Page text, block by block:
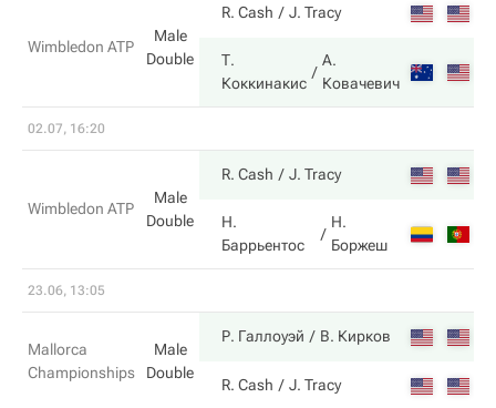
Wimbledon ATP
Male
Double
R. Cash J. Tracy
Т.
Коккинакис
А.
Ковачевич
02.07, 16:20
Wimbledon ATP
Male
Double
R. Cash J. Tracy
Н.
Баррьентос
Н.
Боржеш
23.06, 13:05
Mallorca
Championships
Male
Double
Р. Галлоуэй В. Кирков
R. Cash J. Tracy